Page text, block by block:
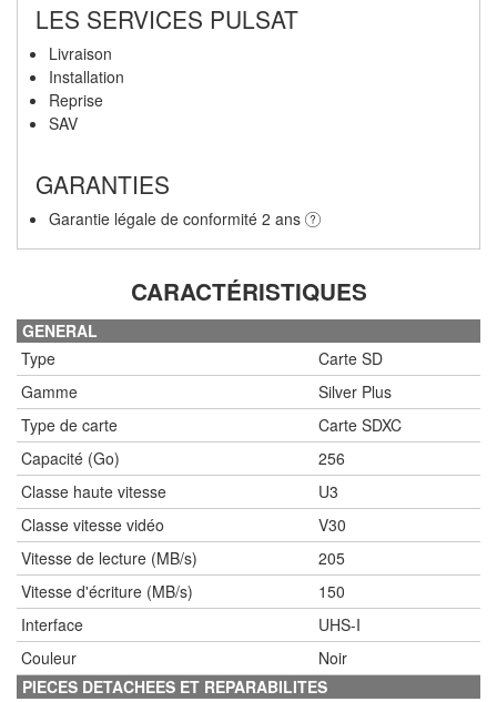
LES SERVICES PULSAT
Livraison
Installation
Reprise
SAV
GARANTIES
Garantie légale de conformité 2 ans
CARACTÉRISTIQUES
GENERAL
Type
Carte SD
Gamme
Silver Plus
Type de carte
Carte SDXC
Capacité (Go)
256
Classe haute vitesse
U3
Classe vitesse vidéo
V30
Vitesse de lecture (MB/s)
205
Vitesse d'écriture (MB/s)
150
Interface
UHS-I
Couleur
Noir
PIECES DETACHEES ET REPARABILITES